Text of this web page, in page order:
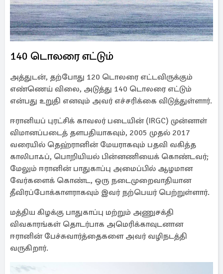
140 டொலரை எட்டும்
அத்துடன், தற்போது 120 டொலரை எட்டவிருக்கும்
எண்ணெய் விலை, அடுத்து 140 டொலரை எட்டும்
என்பது உறுதி எனவும் அவர் எச்சரிக்கை விடுத்துள்ளார்.
ஈரானியப் புரட்சிக் காவலர் படையின் (IRGC) முன்னாள்
விமானப்படைத் தளபதியாகவும், 2005 முதல் 2017
வரையில் தெஹ்ரானின் மேயராகவும் பதவி வகித்த
காலிபாஃப், பொறியியல் பின்னணியைக் கொண்டவர்;
மேலும் ஈரானின் பாதுகாப்பு அமைப்பில் ஆழமான
வேர்களைக் கொண்ட, ஒரு நடைமுறைவாதியான
தீவிரப்போக்காளராகவும் இவர் நற்பெயர் பெற்றுள்ளார்.
மத்திய கிழக்கு பாதுகாப்பு மற்றும் அணுசக்தி
விவகாரங்கள் தொடர்பாக அமெரிக்காவுடனான
ஈரானின் பேச்சுவார்த்தைகளை அவர் வழிநடத்தி
வருகிறார்.